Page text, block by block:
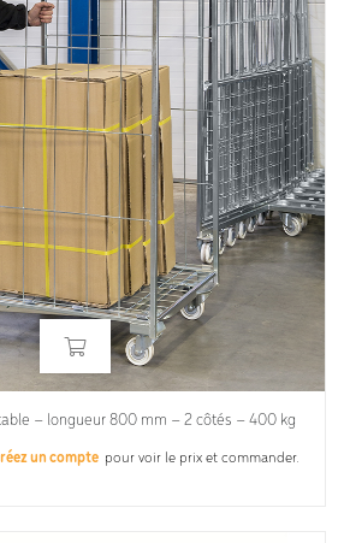
– longueur 800 mm – 2 côtés – 400 kg
un compte pour voir le prix et commander.